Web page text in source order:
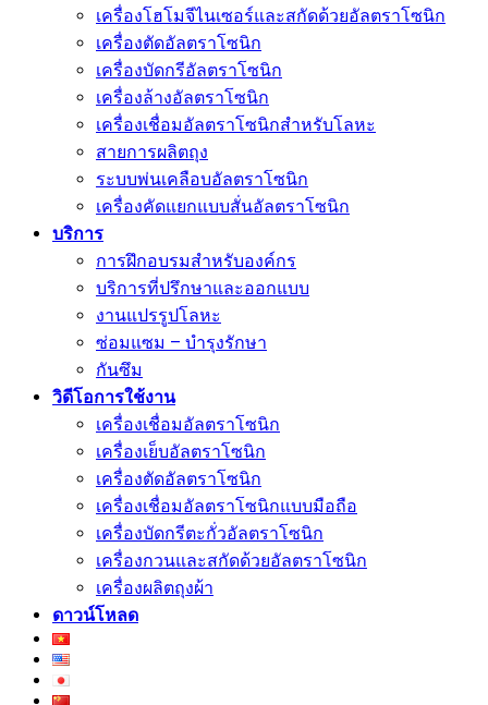
เครื่องโฮโมจีไนเซอร์และสกัดด้วยอัลตราโซนิก
เครื่องตัดอัลตราโซนิก
เครื่องบัดกรีอัลตราโซนิก
เครื่องล้างอัลตราโซนิก
เครื่องเชื่อมอัลตราโซนิกสำหรับโลหะ
สายการผลิตถุง
ระบบพ่นเคลือบอัลตราโซนิก
เครื่องคัดแยกแบบสั่นอัลตราโซนิก
บริการ
การฝึกอบรมสำหรับองค์กร
บริการที่ปรึกษาและออกแบบ
งานแปรรูปโลหะ
ซ่อมแซม – บำรุงรักษา
กันซึม
วิดีโอการใช้งาน
เครื่องเชื่อมอัลตราโซนิก
เครื่องเย็บอัลตราโซนิก
เครื่องตัดอัลตราโซนิก
เครื่องเชื่อมอัลตราโซนิกแบบมือถือ
เครื่องบัดกรีตะกั่วอัลตราโซนิก
เครื่องกวนและสกัดด้วยอัลตราโซนิก
เครื่องผลิตถุงผ้า
ดาวน์โหลด